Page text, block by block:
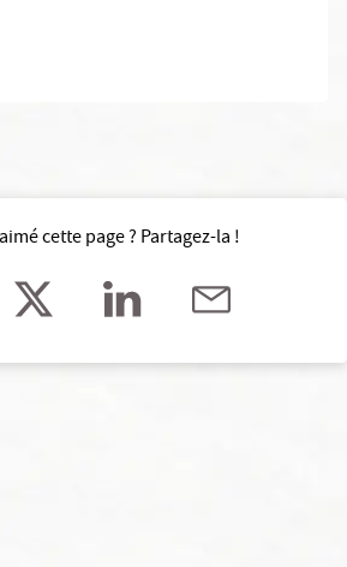
cette page ? Partagez-la !